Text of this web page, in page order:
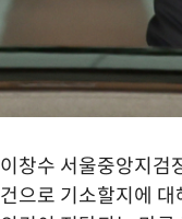
이창수 서울중앙지검
건으로 기소할지에 대